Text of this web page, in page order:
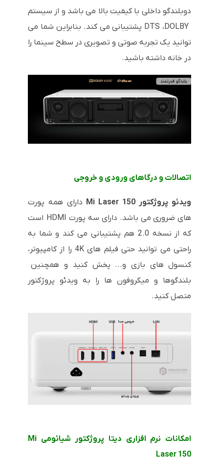
دوبلندگو داخلی با کیفیت بالا می باشد و از سیستم
DOLBY، DTS پشتیبانی می کند. بنابراین شما می
توانید یک تجربه صوتی و تصویری در سطح سینما را
در خانه داشته باشید.
اتصالات و درگاهای ورودی و خروجی
ویدئو پروژکتور Mi Laser 150
دارای همه پورت
های ضروری می باشد. دارای سه پورت HDMI است
که از نسخه 2.0 هم پشتیبانی می کند و شما به
راحتی می توانید حتی فیلم های 4K را از کامپیوتر،
کنسول های بازی و... پخش کنید و همچنین
بلندگوها و میکروفون ها را به ویدئو پروژکتور
متصل کنید.
امکانات نرم افزاری دیتا پروژکتور شیائومی Mi
Laser 150